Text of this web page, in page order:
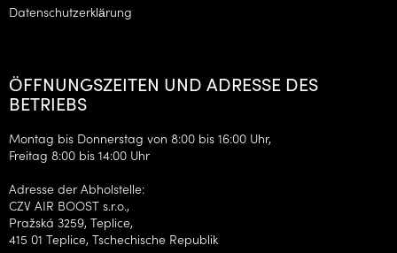
Datenschutzerklärung
ÖFFNUNGSZEITEN UND ADRESSE DES
BETRIEBS
Montag bis Donnerstag von 8:00 bis 16:00 Uhr,
Freitag 8:00 bis 14:00 Uhr
Adresse der Abholstelle:
CZV AIR BOOST s.r.o.,
Pražská 3259, Teplice,
415 01 Teplice, Tschechische Republik